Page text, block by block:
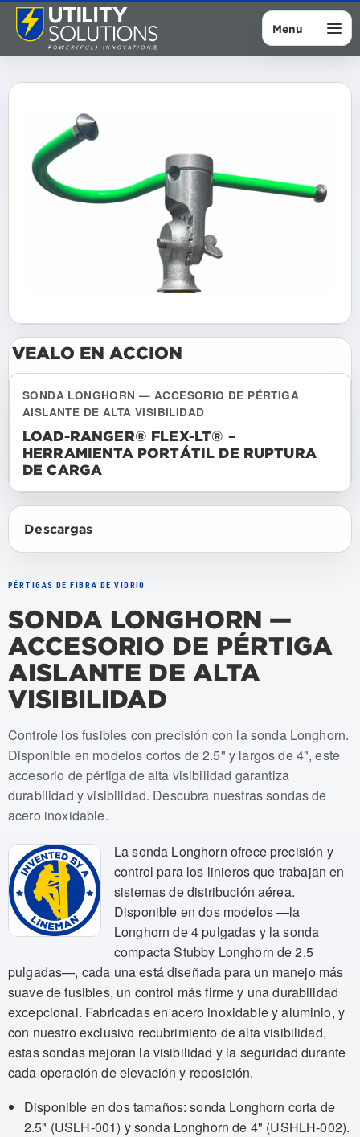
Menu
VEALO EN ACCION
SONDA LONGHORN — ACCESORIO DE PÉRTIGA
AISLANTE DE ALTA VISIBILIDAD
LOAD-RANGER® FLEX-LT® –
HERRAMIENTA PORTÁTIL DE RUPTURA
DE CARGA
Descargas
PÉRTIGAS DE FIBRA DE VIDRIO
SONDA LONGHORN —
ACCESORIO DE PÉRTIGA
AISLANTE DE ALTA
VISIBILIDAD
Numeros de articulo: USLH-001, USLH-002
Controle los fusibles con precisión con la sonda Longhorn.
Disponible en modelos cortos de 2.5" y largos de 4", este
accesorio de pértiga de alta visibilidad garantiza
durabilidad y visibilidad. Descubra nuestras sondas de
acero inoxidable.
La sonda Longhorn ofrece precisión y
control para los linieros que trabajan en
sistemas de distribución aérea.
Disponible en dos modelos —la
Longhorn de 4 pulgadas y la sonda
compacta Stubby Longhorn de 2.5
pulgadas—, cada una está diseñada para un manejo más
suave de fusibles, un control más firme y una durabilidad
excepcional. Fabricadas en acero inoxidable y aluminio, y
con nuestro exclusivo recubrimiento de alta visibilidad,
estas sondas mejoran la visibilidad y la seguridad durante
cada operación de elevación y reposición.
Disponible en dos tamaños: sonda Longhorn corta de
2.5" (USLH-001) y sonda Longhorn de 4" (USHLH-002).